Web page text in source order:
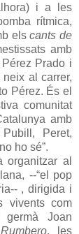
i a les
rítmica,
elscants de
amb
Prado i
neix al carrer,
Pérez. És el
comunitat
amb
Peret,
ho sé”.
al
--“el pop
, dirigida i
vivents com
Joan
, les